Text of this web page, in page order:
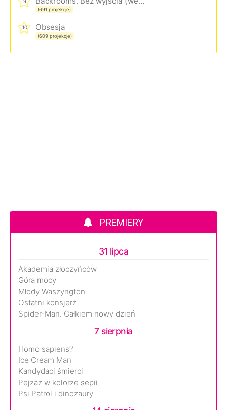
(691 projekcje)
10 Obsesja
(609 projekcje)
PREMIERY
31 lipca
Akademia złoczyńców
Góra mocy
Młody Waszyngton
Ostatni konsjerż
Spider-Man. Całkiem nowy dzień
7 sierpnia
Homo sapiens?
Ice Cream Man
Kandydaci śmierci
Pejzaż w kolorze sepii
Psi Patrol i dinozaury